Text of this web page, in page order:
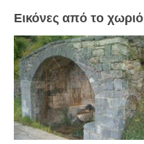
Σύνδεσμοι
Εικόνες από το χωριό